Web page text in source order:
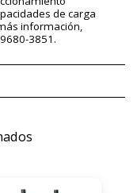
de carga
información,
3851.